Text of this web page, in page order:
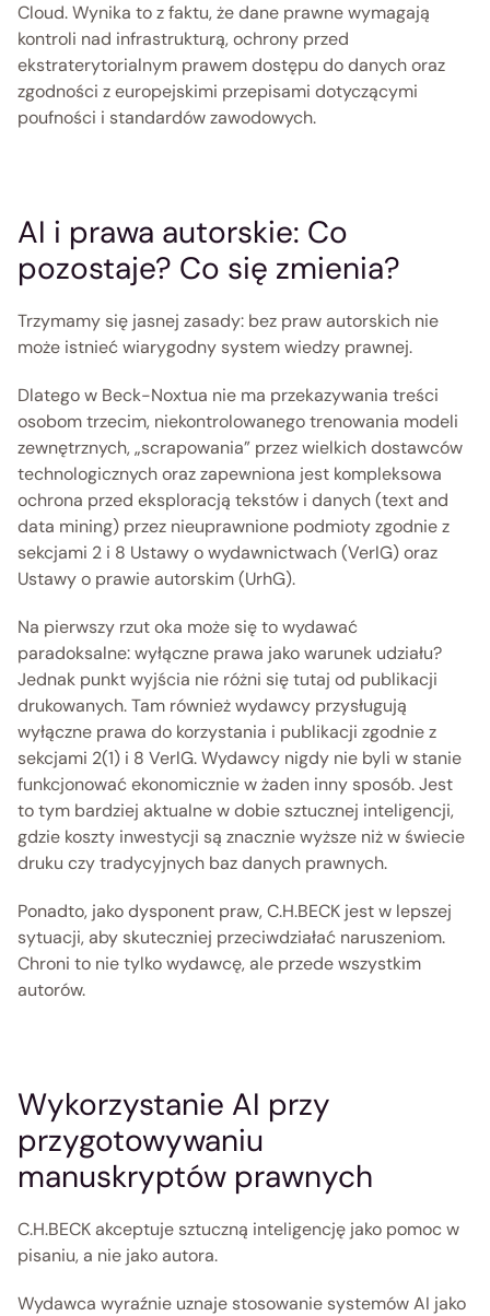
Cloud. Wynika to z faktu, że dane prawne wymagają
kontroli nad infrastrukturą, ochrony przed
ekstraterytorialnym prawem dostępu do danych oraz
zgodności z europejskimi przepisami dotyczącymi
poufności i standardów zawodowych.
AI i prawa autorskie: Co
pozostaje? Co się zmienia?
Trzymamy się jasnej zasady: bez praw autorskich nie
może istnieć wiarygodny system wiedzy prawnej.
Dlatego w Beck-Noxtua nie ma przekazywania treści
osobom trzecim, niekontrolowanego trenowania modeli
zewnętrznych, „scrapowania” przez wielkich dostawców
technologicznych oraz zapewniona jest kompleksowa
ochrona przed eksploracją tekstów i danych (text and
data mining) przez nieuprawnione podmioty zgodnie z
sekcjami 2 i 8 Ustawy o wydawnictwach (VerlG) oraz
Ustawy o prawie autorskim (UrhG).
Na pierwszy rzut oka może się to wydawać
paradoksalne: wyłączne prawa jako warunek udziału?
Jednak punkt wyjścia nie różni się tutaj od publikacji
drukowanych. Tam również wydawcy przysługują
wyłączne prawa do korzystania i publikacji zgodnie z
sekcjami 2(1) i 8 VerlG. Wydawcy nigdy nie byli w stanie
funkcjonować ekonomicznie w żaden inny sposób. Jest
to tym bardziej aktualne w dobie sztucznej inteligencji,
gdzie koszty inwestycji są znacznie wyższe niż w świecie
druku czy tradycyjnych baz danych prawnych.
Ponadto, jako dysponent praw, C.H.BECK jest w lepszej
sytuacji, aby skuteczniej przeciwdziałać naruszeniom.
Chroni to nie tylko wydawcę, ale przede wszystkim
autorów.
Wykorzystanie AI przy
przygotowywaniu
manuskryptów prawnych
C.H.BECK akceptuje sztuczną inteligencję jako pomoc w
pisaniu, a nie jako autora.
Wydawca wyraźnie uznaje stosowanie systemów AI jako